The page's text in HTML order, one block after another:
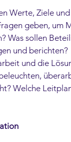
Werte, Ziele
geben, um
Was sollen
und berichten?
und die
Welche